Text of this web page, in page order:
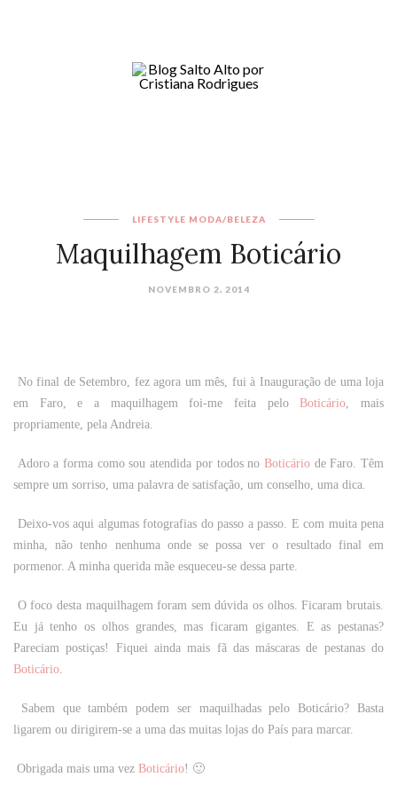
LIFESTYLE MODA/BELEZA
Maquilhagem Boticário
NOVEMBRO 2, 2014
No final de Setembro, fez agora um mês, fui à Inauguração de uma loja
em Faro, e a maquilhagem foi-me feita peloBoticário, mais
propriamente, pela Andreia.
Adoro a forma como sou atendida por todos no Boticáriode Faro. Têm
sempre um sorriso, uma palavra de satisfação, um conselho, uma dica.
Deixo-vos aqui algumas fotografias do passo a passo. E com muita pena
minha, não tenho nenhuma onde se possa ver o resultado final em
pormenor. A minha querida mãe esqueceu-se dessa parte.
O foco desta maquilhagem foram sem dúvida os olhos. Ficaram brutais.
Eu já tenho os olhos grandes, mas ficaram gigantes. E as pestanas?
Pareciam postiças! Fiquei ainda mais fã das máscaras de pestanas do
Boticário.
Sabem que também podem ser maquilhadas pelo Boticário? Basta
ligarem ou dirigirem-se a uma das muitas lojas do País para marcar.
Obrigada mais uma vez Boticário! 🙂